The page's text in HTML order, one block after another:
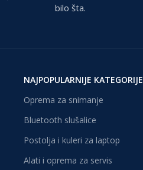
bilo šta.
NAJPOPULARNIJE KATEGORIJE
Oprema za snimanje
Bluetooth slušalice
Postolja i kuleri za laptop
Alati i oprema za servis